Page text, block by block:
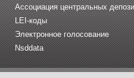
Ассоциация центральных
LEI-коды
Электронное голосование
Nsddata